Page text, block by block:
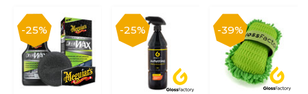
25% 25% 39%